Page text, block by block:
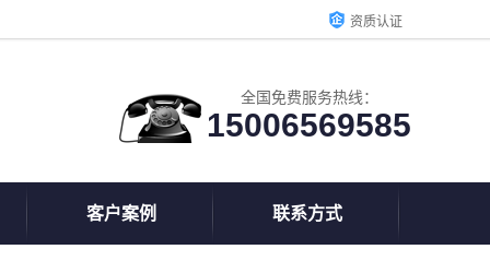
资质认证
全国免费服务热线：
15006569585
客户案例 联系方式